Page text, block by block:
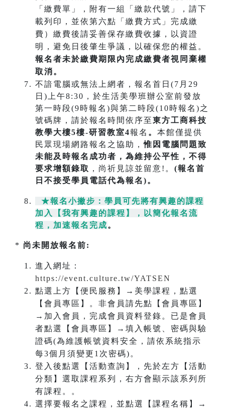
「繳費單」，附有一組「繳款代號」，請下
載列印，並依第六點「繳費方式」完成繳
費）繳費後請妥善保存繳費收據，以資證
明，避免日後肇生爭議，以確保您的權益。
報名者未於繳費期限內完成繳費者視同棄權
取消。
不諳電腦或無法上網者，報名首日(7月29
日)上午8:30，於生活美學班辦公室前發放
第一時段(9時報名)與第二時段(10時報名)之
號碼牌，請於報名時間依序至東方工商科技
教學大樓5樓-研習教室4報名 。 本館僅提供
民眾現場網路報名之協助，惟因電腦問題致
未能及時報名成功者，為維持公平性，不得
要求增額錄取 ，尚祈見諒並留意!。 (報名首
日不接受學員電話代為報名)。
★報名小撇步：學員可先將有興趣的課程
加入【我有興趣的課程】，以簡化報名流
程，加速報名完成。
* 尚未開放報名前:
進入網址：
https://event.culture.tw/YATSEN
點選上方【便民服務】→美學課程，點選
【會員專區】。非會員請先點【會員專區】
→加入會員，完成會員資料登錄。已是會員
者點選【會員專區】→填入帳號、密碼與驗
證碼(為維護帳號資料安全，請依系統指示
每3個月須變更1次密碼)。
登入後點選【活動查詢】，先於左方【活動
分類】選取課程系列，右方會顯示該系列所
有課程。。
選擇要報名之課程，並點選【課程名稱】→